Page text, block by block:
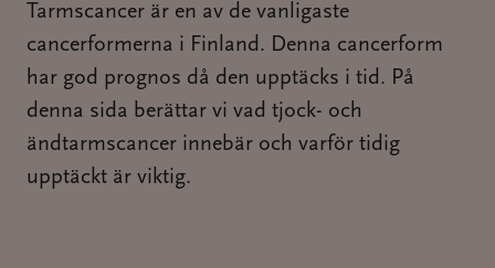
Tarmscancer är en av de vanligaste
cancerformerna i Finland. Denna cancerform
har god prognos då den upptäcks i tid. På
denna sida berättar vi vad tjock- och
ändtarmscancer innebär och varför tidig
upptäckt är viktig.